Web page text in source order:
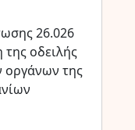
26.026
οδειλής
οργάνων της